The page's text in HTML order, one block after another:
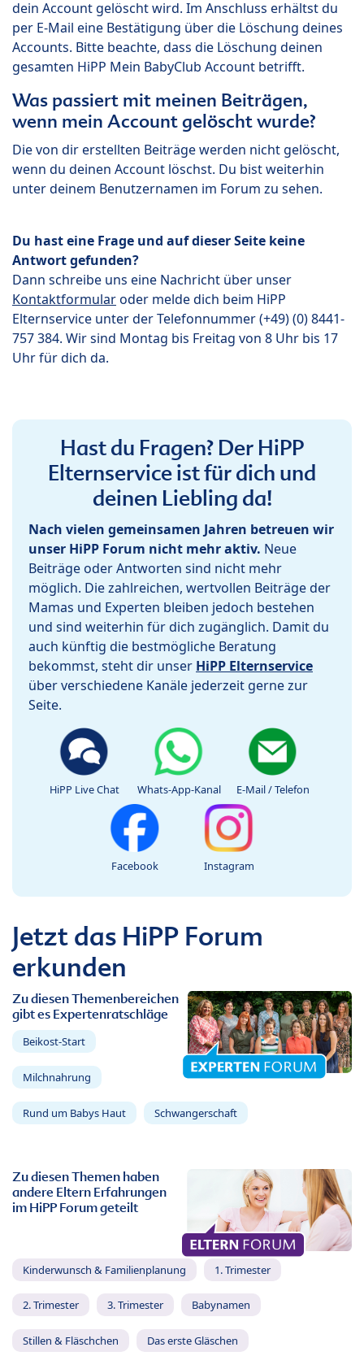
dein Account gelöscht wird. Im Anschluss erhältst du
per E-Mail eine Bestätigung über die Löschung deines
Accounts. Bitte beachte, dass die Löschung deinen
gesamten HiPP Mein BabyClub Account betrifft.
Was passiert mit meinen Beiträgen,
wenn mein Account gelöscht wurde?
Die von dir erstellten Beiträge werden nicht gelöscht,
wenn du deinen Account löschst. Du bist weiterhin
unter deinem Benutzernamen im Forum zu sehen.
Du hast eine Frage und auf dieser Seite keine
Antwort gefunden?
Dann schreibe uns eine Nachricht über unser
Kontaktformularoder melde dich beim HiPP
Elternservice unter der Telefonnummer (+49) (0) 8441-
757 384. Wir sind Montag bis Freitag von 8 Uhr bis 17
Uhr für dich da.
Hast du Fragen? Der HiPP
Elternservice ist für dich und
deinen Liebling da!
Nach vielen gemeinsamen Jahren betreuen wir
unser HiPP Forum nicht mehr aktiv. Neue
Beiträge oder Antworten sind nicht mehr
möglich. Die zahlreichen, wertvollen Beiträge der
Mamas und Experten bleiben jedoch bestehen
und sind weiterhin für dich zugänglich. Damit du
auch künftig die bestmögliche Beratung
bekommst, steht dir unser HiPP Elternservice
über verschiedene Kanäle jederzeit gerne zur
Seite.
HiPP Live Chat Whats-App-Kanal E-Mail / Telefon
Facebook Instagram
Jetzt das HiPP Forum
erkunden
Zu diesen Themenbereichen
gibt es Expertenratschläge
Beikost-Start
Milchnahrung
Rund um Babys Haut Schwangerschaft
Zu diesen Themen haben
andere Eltern Erfahrungen
im HiPP Forum geteilt
Kinderwunsch & Familienplanung 1. Trimester
2. Trimester 3. Trimester Babynamen
Stillen & Fläschchen Das erste Gläschen